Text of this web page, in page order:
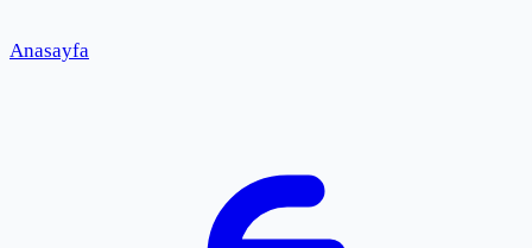
Anasayfa